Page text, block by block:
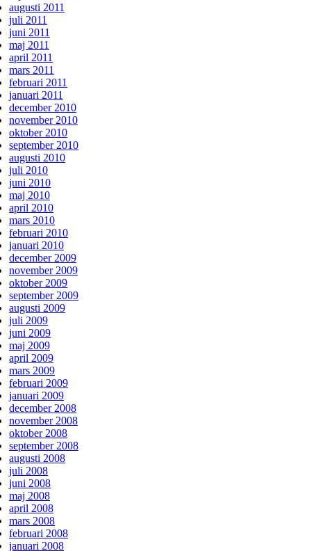
augusti 2011
juli 2011
juni 2011
maj 2011
april 2011
mars 2011
februari 2011
januari 2011
december 2010
november 2010
oktober 2010
september 2010
augusti 2010
juli 2010
juni 2010
maj 2010
april 2010
mars 2010
februari 2010
januari 2010
december 2009
november 2009
oktober 2009
september 2009
augusti 2009
juli 2009
juni 2009
maj 2009
april 2009
mars 2009
februari 2009
januari 2009
december 2008
november 2008
oktober 2008
september 2008
augusti 2008
juli 2008
juni 2008
maj 2008
april 2008
mars 2008
februari 2008
januari 2008